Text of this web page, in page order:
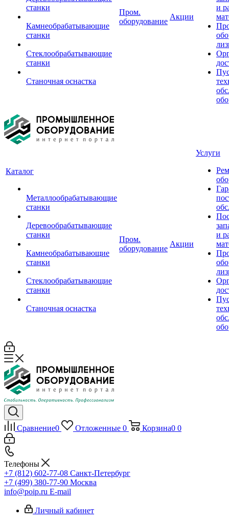
станки
Камнеобрабатывающие
станки
Стеклообрабатывающие
станки
Станочная оснастка
Пром.
оборудование
Акции
и
Каталог
Металлообрабатывающие
станки
Деревообрабатывающие
станки
Камнеобрабатывающие
станки
Стеклообрабатывающие
станки
Станочная оснастка
Пром.
оборудование
Акции
Услуги
и
Сравнение0 Отложенные 0 Корзина0 0
Телефоны
+7 (812) 602-77-08 Санкт-Петербург
+7 (499) 380-77-90 Москва
info@poip.ru E-mail
Личный кабинет